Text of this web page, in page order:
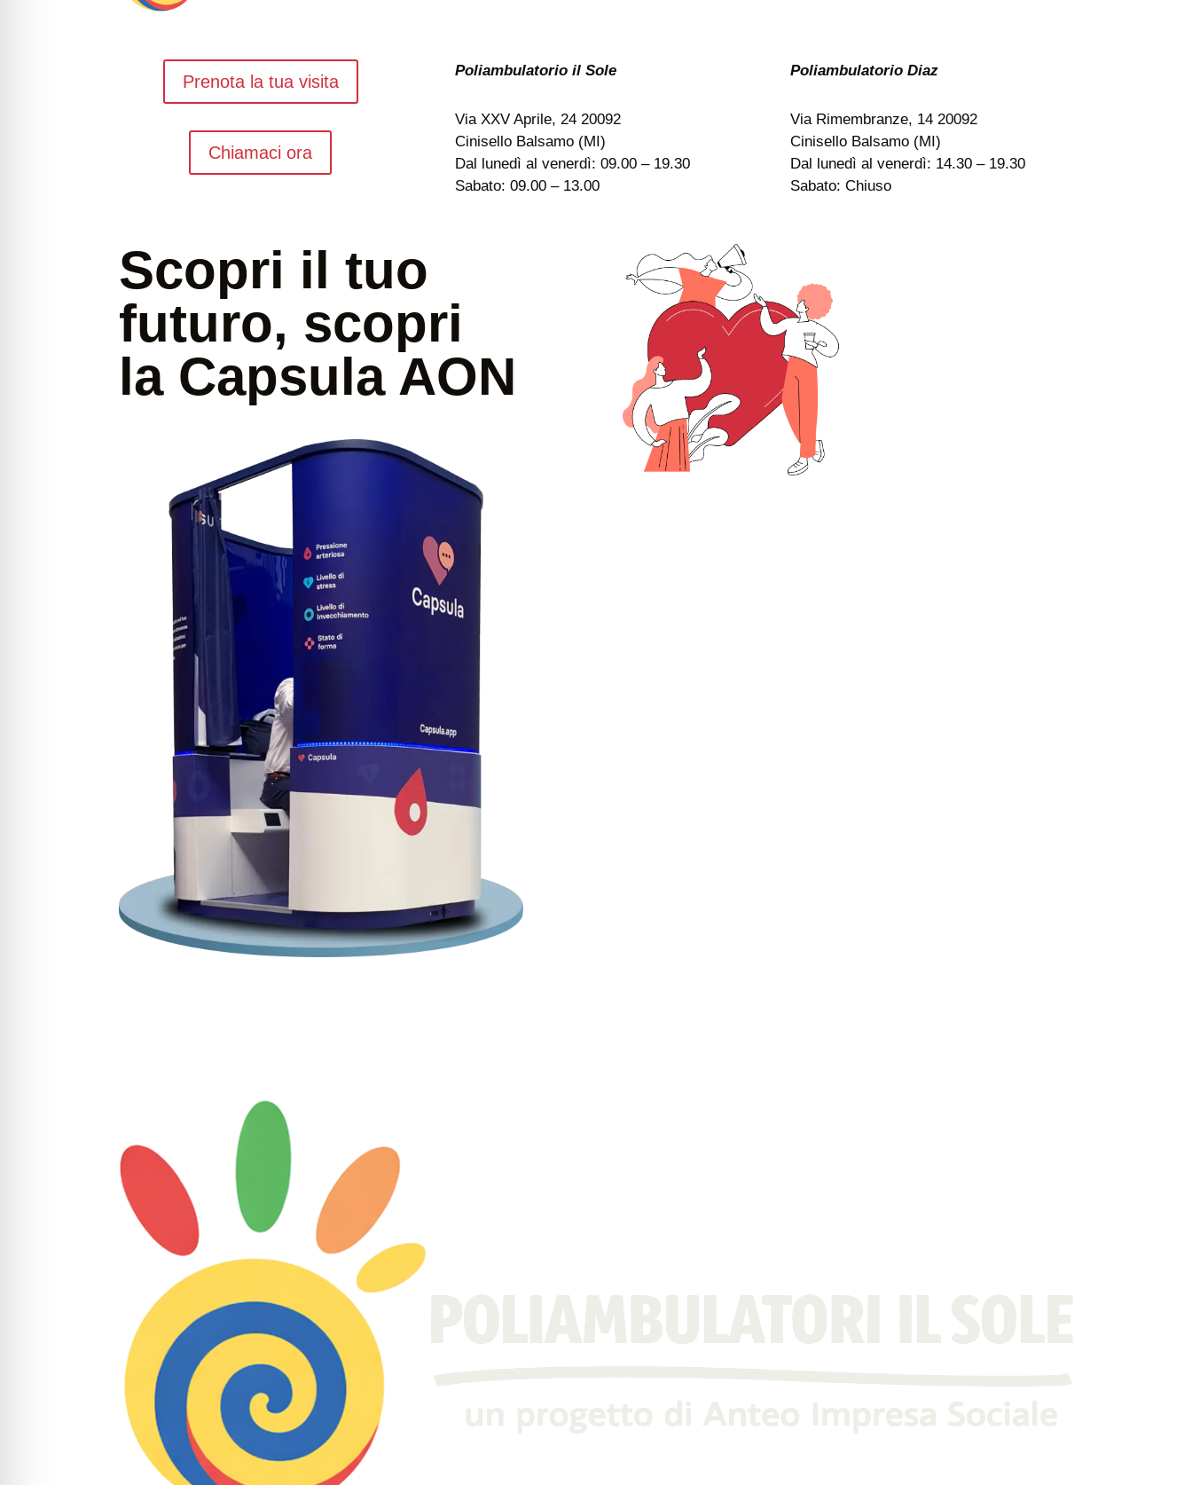
Prenota la tua visita
Chiamaci ora
Poliambulatorio il Sole
Via XXV Aprile, 24 20092
Cinisello Balsamo (MI)
Dal lunedì al venerdì: 09.00 – 19.30
Sabato: 09.00 – 13.00
Poliambulatorio Diaz
Via Rimembranze, 14 20092
Cinisello Balsamo (MI)
Dal lunedì al venerdì: 14.30 – 19.30
Sabato: Chiuso
Scopri il tuo
futuro, scopri
la Capsula AON